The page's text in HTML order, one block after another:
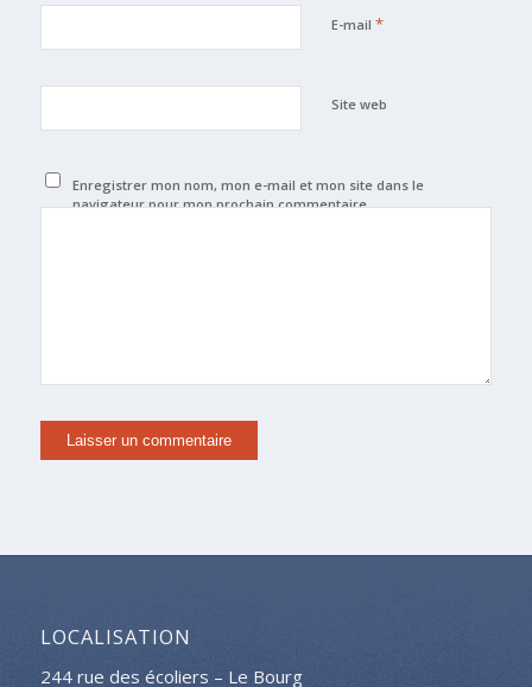
E-mail *
Site web
Enregistrer mon nom, mon e-mail et mon site dans le
navigateur pour mon prochain commentaire.
LOCALISATION
244 rue des écoliers – Le Bourg